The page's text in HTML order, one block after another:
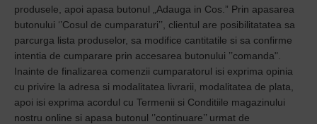
produsele, apoi apasa butonul „Adauga in Cos.” Prin apasarea
butonului ‘’Cosul de cumparaturi’’, clientul are posibilitatatea sa
parcurga lista produselor, sa modifice cantitatile si sa confirme
intentia de cumparare prin accesarea butonului ’’comanda".
Inainte de finalizarea comenzii cumparatorul isi exprima opinia
cu privire la adresa si modalitatea livrarii, modalitatea de plata,
apoi isi exprima acordul cu Termenii si Conditiile magazinului
nostru online si apasa butonul ‘’continuare’’ urmat de